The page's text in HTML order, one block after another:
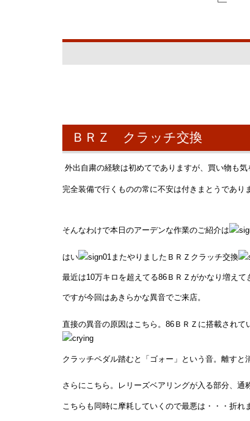
ＢＲＺ クラッチ交換
外出自粛の経験は初めてでありますが、買い物も気
完全装備で行くものの常に不安は付きまとうであり
そんなわけで本日のアーデンな作業のご紹介は
はい またやりましたＢＲＺクラッチ交換
最近は10万キロを超えてる86ＢＲＺがかなり増え
ですが今回はあきらかな異音でご来店。
直接の異音の原因はこちら。86ＢＲＺに搭載され
クラッチペダル踏むと「ゴォー」という音。離すと
さらにこちら。レリーズベアリングが入る部分、通
こちらも同時に摩耗していくので最悪は・・・折れ